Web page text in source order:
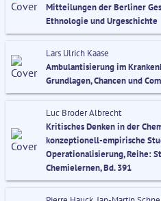
Mitteilungen der Berliner
Ethnologie und Urgeschichte
Lars Ulrich Kaase
Ambulantisierung im
Grundlagen, Chancen und
Luc Broder Albrecht
Kritisches Denken in der
konzeptionell-empirische
Operationalisierung, Reihe:
Chemielernen, Bd. 391